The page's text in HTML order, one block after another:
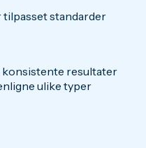
standarder
resultater
ulike typer